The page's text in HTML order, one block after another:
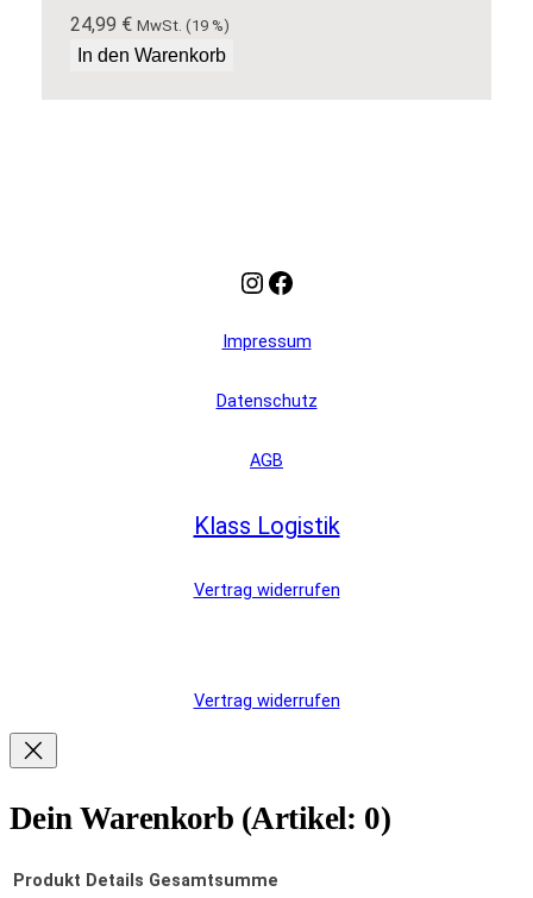
24,99 € MwSt. (19 %)
In den Warenkorb
Instagram
Facebook
Impressum
Datenschutz
AGB
Klass Logistik
Vertrag widerrufen
Vertrag widerrufen
Dein Warenkorb (Artikel: 0)
Produkt Details Gesamtsumme